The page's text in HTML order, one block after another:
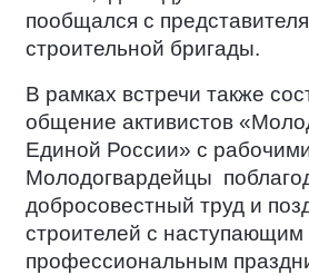
пообщался с
строительной бригады.
В рамках встречи также
общение активистов
Единой России» с
Молодогвардейцы
добросовестный труд и
строителей с наступающим
профессиональным